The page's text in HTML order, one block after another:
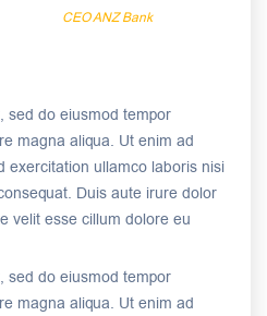
CEO ANZ Bank
sed do eiusmod tempor
magna aliqua. Ut enim ad
exercitation ullamco laboris nisi
Duis aute irure dolor
velit esse cillum dolore eu
sed do eiusmod tempor
magna aliqua. Ut enim ad